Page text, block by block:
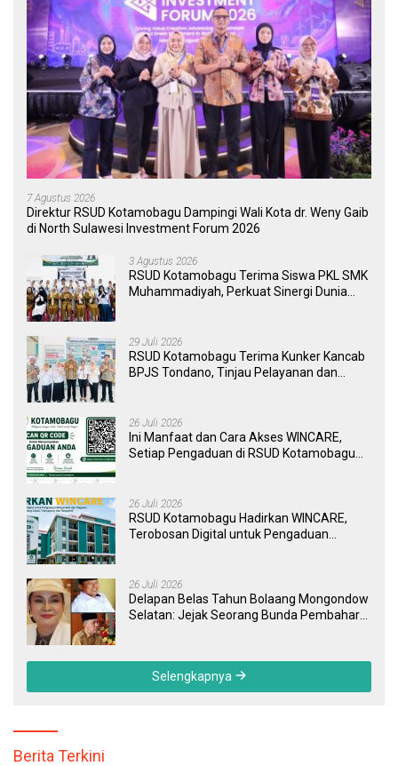
7 Agustus 2026
Direktur RSUD Kotamobagu Dampingi Wali Kota dr. Weny Gaib
di North Sulawesi Investment Forum 2026
3 Agustus 2026
RSUD Kotamobagu Terima Siswa PKL SMK
Muhammadiyah, Perkuat Sinergi Dunia
29 Juli 2026
RSUD Kotamobagu Terima Kunker Kancab
BPJS Tondano, Tinjau Pelayanan dan
26 Juli 2026
Ini Manfaat dan Cara Akses WINCARE,
Setiap Pengaduan di RSUD Kotamobagu
26 Juli 2026
RSUD Kotamobagu Hadirkan WINCARE,
Terobosan Digital untuk Pengaduan
26 Juli 2026
Delapan Belas Tahun Bolaang Mongondow
Selatan: Jejak Seorang Bunda Pembaharu
Selengkapnya
Berita Terkini